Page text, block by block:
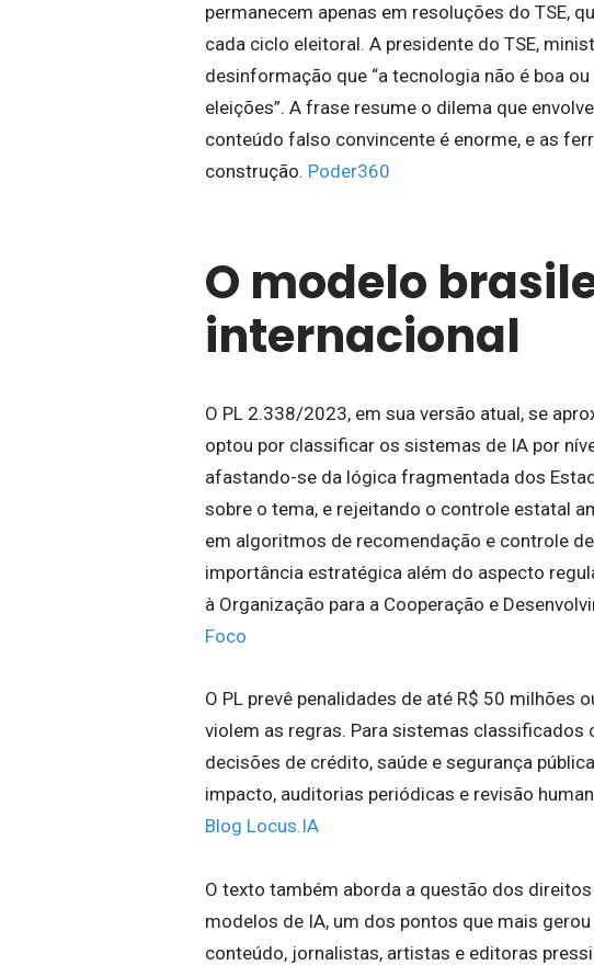
permanecem apenas em resoluções do TSE,
cada ciclo eleitoral. A presidente do TSE,
desinformação que “a tecnologia não é boa
eleições”. A frase resume o dilema que
conteúdo falso convincente é enorme, e as
construção. Poder360
O modelo
internacional
O PL 2.338/2023, em sua versão atual, se
optou por classificar os sistemas de IA por
afastando-se da lógica fragmentada dos
sobre o tema, e rejeitando o controle estatal
em algoritmos de recomendação e controle
importância estratégica além do aspecto
à Organização para a Cooperação e
Foco
O PL prevê penalidades de até R$ 50 milhões
violem as regras. Para sistemas
decisões de crédito, saúde e segurança
impacto, auditorias periódicas e revisão
Blog Locus.IA
O texto também aborda a questão dos
modelos de IA, um dos pontos que mais
conteúdo, jornalistas, artistas e editoras